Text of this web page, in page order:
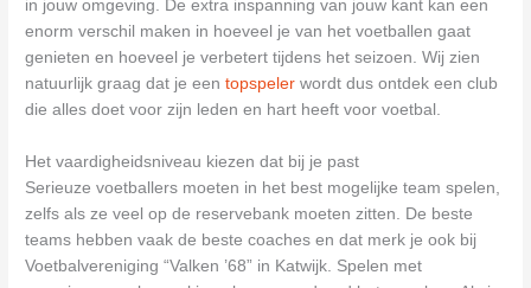
in jouw omgeving. De extra inspanning van jouw kant kan een
enorm verschil maken in hoeveel je van het voetballen gaat
genieten en hoeveel je verbetert tijdens het seizoen. Wij zien
natuurlijk graag dat je eentopspeler wordt dus ontdek een club
die alles doet voor zijn leden en hart heeft voor voetbal.
Het vaardigheidsniveau kiezen dat bij je past
Serieuze voetballers moeten in het best mogelijke team spelen,
zelfs als ze veel op de reservebank moeten zitten. De beste
teams hebben vaak de beste coaches en dat merk je ook bij
Voetbalvereniging “Valken ’68” in Katwijk. Spelen met